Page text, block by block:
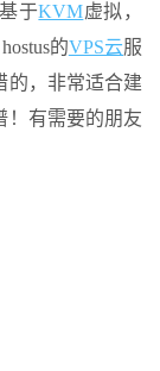
于KVM虚拟，
的VPS云服
的，非常适合建
！有需要的朋友